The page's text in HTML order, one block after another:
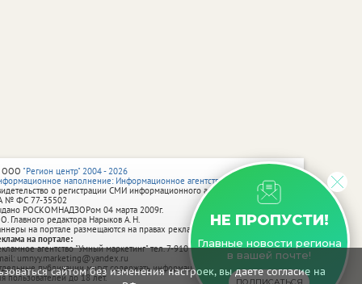
сайтом без изменения настроек, вы даете согласие на
НЕ ПРОПУСТИ!
Главные новости региона
в вашей почте!
"Регион центр" 2004 - 2026
наполнение: Информационное агентство vRossii.ru
о регистрации СМИ информационного агентства vRossii.ru
№ ФС 77‑35502
РОСКОМНАДЗОРом 04 марта 2009г.
Главного редактора Нарыков А. Н.
на портале размещаются на правах рекламы.
на портале:
агентство "Умный маркетинг" тел. 7-910-267-70-40,
umnyy.marketing@yandex.ru
публикации могут содержать информацию, не предназначенную
пользователей до 18 лет.